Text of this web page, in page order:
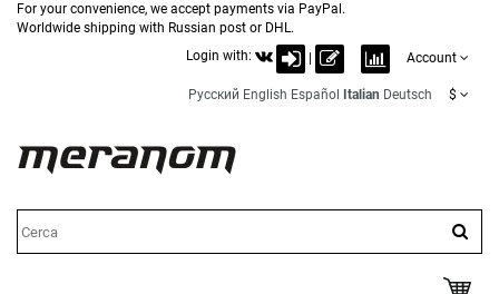
For your convenience, we accept payments via PayPal.
Worldwide shipping with Russian post or DHL.
Login with:
Account
Русский English Español Italian Deutsch $